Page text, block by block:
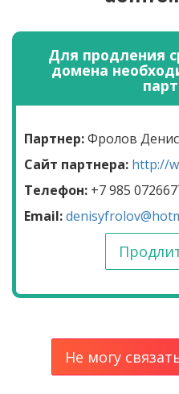
Для продления
домена
Партнер:Фролов
Сайт партнера: http://
Телефон: +7 985
Email:
Не могу